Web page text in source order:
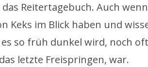
Reitertagebuch. Auch
Keks im Blick haben und
so früh dunkel wird, noch
letzte Freispringen, war.